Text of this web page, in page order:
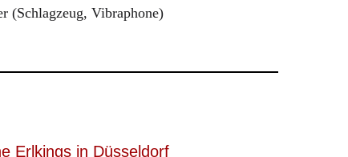
(Schlagzeug, Vibraphone)
Erlkings in Düsseldorf